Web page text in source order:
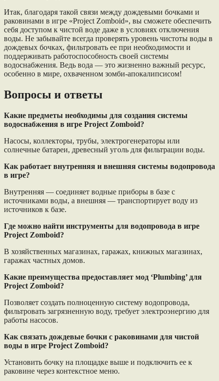
Итак, благодаря такой связи между дождевыми бочками и
раковинами в игре «Project Zomboid», вы сможете обеспечить
себя доступом к чистой воде даже в условиях отключения
воды. Не забывайте всегда проверять уровень чистоты воды в
дождевых бочках, фильтровать ее при необходимости и
поддерживать работоспособность своей системы
водоснабжения. Ведь вода — это жизненно важный ресурс,
особенно в мире, охваченном зомби-апокалипсисом!
Вопросы и ответы
Какие предметы необходимы для создания системы
водоснабжения в игре Project Zomboid?
Насосы, коллекторы, трубы, электрогенераторы или
солнечные батареи, древесный уголь для фильтрации воды.
Как работает внутренняя и внешняя системы водопровода
в игре?
Внутренняя — соединяет водные приборы в базе с
источниками воды, а внешняя — транспортирует воду из
источников к базе.
Где можно найти инструменты для водопровода в игре
Project Zomboid?
В хозяйственных магазинах, гаражах, книжных магазинах,
гаражах частных домов.
Какие преимущества предоставляет мод ‘Plumbing’ для
Project Zomboid?
Позволяет создать полноценную систему водопровода,
фильтровать загрязненную воду, требует электроэнергию для
работы насосов.
Как связать дождевые бочки с раковинами для чистой
воды в игре Project Zomboid?
Установить бочку на площадке выше и подключить ее к
раковине через контекстное меню.